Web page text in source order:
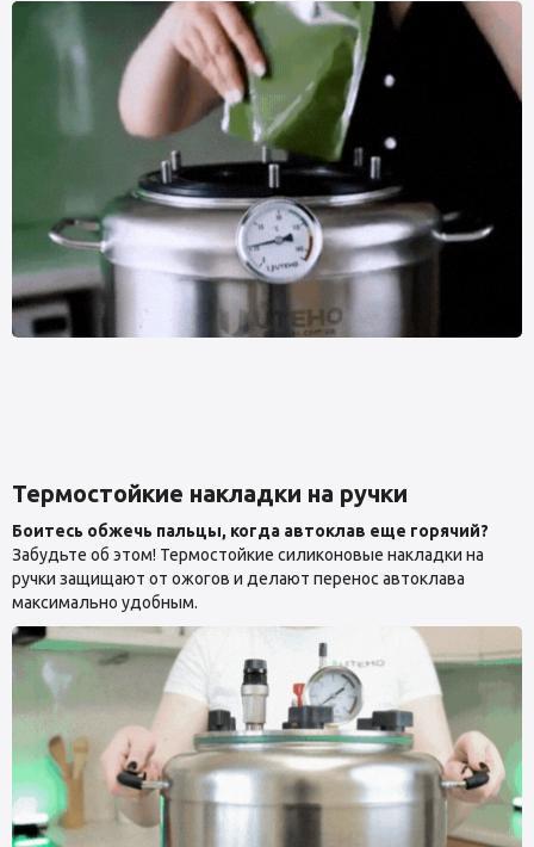
Термостойкие накладки на ручки
Боитесь обжечь пальцы, когда автоклав еще горячий?
Забудьте об этом! Термостойкие силиконовые накладки на
ручки защищают от ожогов и делают перенос автоклава
максимально удобным.